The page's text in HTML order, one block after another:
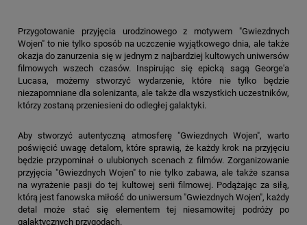
Przygotowanie przyjęcia urodzinowego z motywem "Gwiezdnych
Wojen" to nie tylko sposób na uczczenie wyjątkowego dnia, ale także
okazja do zanurzenia się w jednym z najbardziej kultowych uniwersów
filmowych wszech czasów. Inspirując się epicką sagą George'a
Lucasa, możemy stworzyć wydarzenie, które nie tylko będzie
niezapomniane dla solenizanta, ale także dla wszystkich uczestników,
którzy zostaną przeniesieni do odległej galaktyki.
Aby stworzyć autentyczną atmosferę "Gwiezdnych Wojen", warto
poświęcić uwagę detalom, które sprawią, że każdy krok na przyjęciu
będzie przypominał o ulubionych scenach z filmów. Zorganizowanie
przyjęcia "Gwiezdnych Wojen" to nie tylko zabawa, ale także szansa
na wyrażenie pasji do tej kultowej serii filmowej. Podążając za siłą,
którą jest fanowska miłość do uniwersum "Gwiezdnych Wojen", każdy
detal może stać się elementem tej niesamowitej podróży po
galaktycznych przygodach.